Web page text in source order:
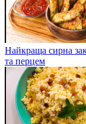
Найкраща сирна
та перцем